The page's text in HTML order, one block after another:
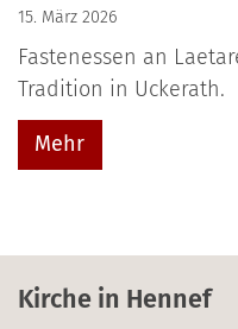
15. März 2026
Fastenessen an
Tradition in Uckerath.
Mehr
Kirche in Hennef